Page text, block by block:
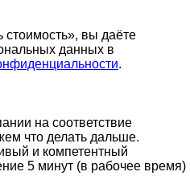
стоимость», вы даёте
данных в
.
на соответствие
что делать дальше.
и компетентный
5 минут (в рабочее время)